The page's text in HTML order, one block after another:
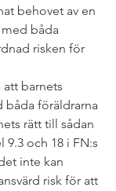
behovet av en
båda
risken för
barnets
båda föräldrarna
rätt till sådan
9.3 och 18 i FN:s
inte kan
risk för att